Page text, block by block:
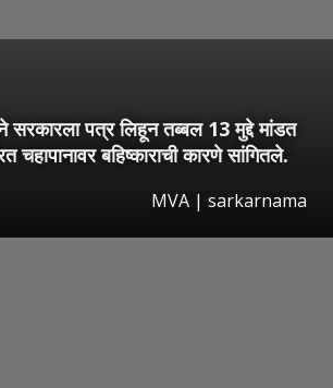
सरकारला पत्र लिहून तब्बल 13 मुद्दे मांडत
चहापानावर बहिष्काराची कारणे सांगितले.
MVA | sarkarnama